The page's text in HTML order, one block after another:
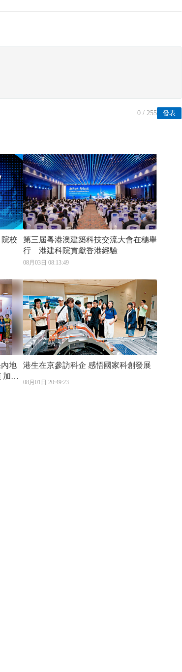
發表
0 / 255
第三屆粵港澳建築科技交流大會在穗舉
行 港建科院貢獻香港經驗
08月03日 08:13:49
港生在京參訪科企 感悟國家科創發展
08月01日 20:49:23